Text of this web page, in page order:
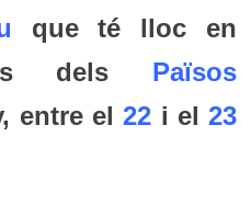
que té lloc en
dels Països
entre el22 i el23